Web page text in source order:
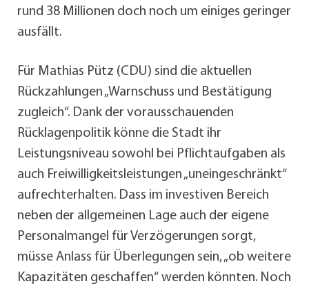
rund 38 Millionen doch noch um einiges geringer
ausfällt.
Für Mathias Pütz (CDU) sind die aktuellen
Rückzahlungen „Warnschuss und Bestätigung
zugleich“. Dank der vorausschauenden
Rücklagenpolitik könne die Stadt ihr
Leistungsniveau sowohl bei Pflichtaufgaben als
auch Freiwilligkeitsleistungen „uneingeschränkt“
aufrechterhalten. Dass im investiven Bereich
neben der allgemeinen Lage auch der eigene
Personalmangel für Verzögerungen sorgt,
müsse Anlass für Überlegungen sein, „ob weitere
Kapazitäten geschaffen“ werden könnten. Noch